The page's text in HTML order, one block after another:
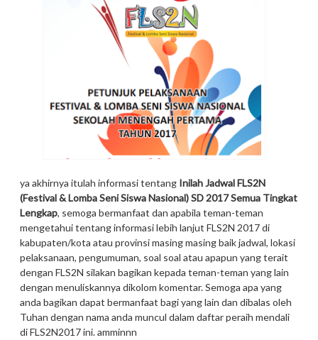
ya akhirnya itulah informasi tentang Inilah Jadwal FLS2N
(Festival & Lomba Seni Siswa Nasional) SD 2017 Semua Tingkat
Lengkap, semoga bermanfaat dan apabila teman-teman
mengetahui tentang informasi lebih lanjut FLS2N 2017 di
kabupaten/kota atau provinsi masing masing baik jadwal, lokasi
pelaksanaan, pengumuman, soal soal atau apapun yang terait
dengan FLS2N silakan bagikan kepada teman-teman yang lain
dengan menuliskannya dikolom komentar. Semoga apa yang
anda bagikan dapat bermanfaat bagi yang lain dan dibalas oleh
Tuhan dengan nama anda muncul dalam daftar peraih mendali
di FLS2N2017 ini. amminnn